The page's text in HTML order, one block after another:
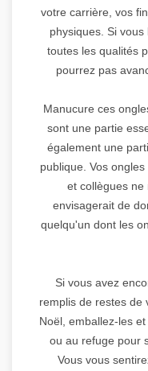
votre carrière, vos
physiques. Si
toutes les qualités
pourrez pas
Manucure ces
sont une partie
également une
publique. Vos
et collègues ne
envisagerait de
quelqu'un dont les
Si vous avez
remplis de restes de
Noël, emballez-les
ou au refuge pour
Vous vous